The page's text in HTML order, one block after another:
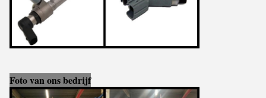
Foto van ons bedrijf